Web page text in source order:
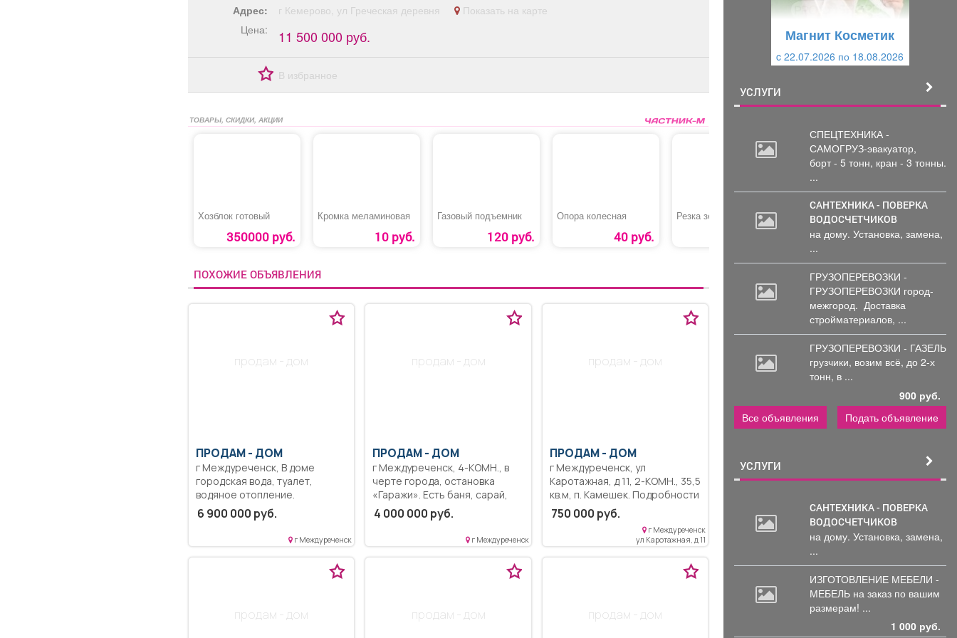
Адрес:
г Кемерово, ул Греческая деревня
Показать на карте
Цена:
11 500 000 руб.
В избранное
ТОВАРЫ, СКИДКИ, АКЦИИ
Хозблок готовый
350000 руб.
Кромка меламиновая
10 руб.
Газовый подъемник
120 руб.
Опора колесная
40 руб.
Резка зеркал Заглушки для трубы
16 мм
5 руб.
ПОХОЖИЕ ОБЪЯВЛЕНИЯ
продам - дом
ПРОДАМ - ДОМ
г Междуреченск, В доме
городская вода, туалет,
водяное отопление.
Постройки: гараж, сарай,
углярка, баня, летняя кухня,
беседка. Огород 9 соток в
собственности, ухоженный,
теплицы. Место ровное,
красивое, рядом речка, горы.
6 900 000 руб.
г Междуреченск
продам - дом
ПРОДАМ - ДОМ
г Междуреченск, 4-КОМН., в
черте города, остановка
«Гаражи». Есть баня, сарай,
курятник. Брус для стройки
дома в подарок. Остаются все
4 000 000 руб.
г Междуреченск
продам - дом
ПРОДАМ - ДОМ
г Междуреченск, ул
Каротажная, д 11, 2-КОМН., 35,5
кв.м, п. Камешек. Подробности
при осмотре.
750 000 руб.
г Междуреченск
ул Каротажная, д 11
продам - дом продам - дом продам - дом
Магнит Косметик
c 29.07.2026 по 25.08.2026
УСЛУГИ
СПЕЦТЕХНИКА -
САМОГРУЗ-эвакуатор,
борт - 5 тонн, кран - 3 тонны.
...
САНТЕХНИКА - ПОВЕРКА
ВОДОСЧЕТЧИКОВ
на дому. Установка, замена,
...
ГРУЗОПЕРЕВОЗКИ -
ГРУЗОПЕРЕВОЗКИ город-
межгород. Доставка
стройматериалов, ...
ГРУЗОПЕРЕВОЗКИ - ГАЗЕЛЬ
грузчики, возим всё, до 2-х
тонн, в ...
900 руб.
Все объявления
Подать объявление
УСЛУГИ
САНТЕХНИКА - ПОВЕРКА
ВОДОСЧЕТЧИКОВ
на дому. Установка, замена,
...
ИЗГОТОВЛЕНИЕ МЕБЕЛИ -
МЕБЕЛЬ на заказ по вашим
размерам! ...
1 000 руб.